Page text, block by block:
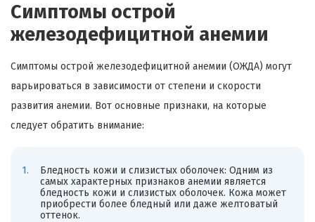
Симптомы острой
железодефицитной анемии
Симптомы острой железодефицитной анемии (ОЖДА) могут
варьироваться в зависимости от степени и скорости
развития анемии. Вот основные признаки, на которые
следует обратить внимание:
Бледность кожи и слизистых оболочек: Одним из
самых характерных признаков анемии является
бледность кожи и слизистых оболочек. Кожа может
приобрести более бледный или даже желтоватый
оттенок.